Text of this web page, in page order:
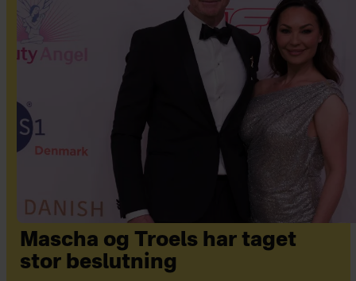
Mascha og Troels har taget
stor beslutning